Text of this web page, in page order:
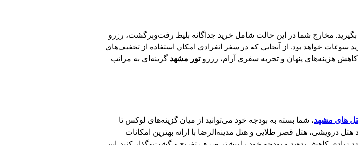
بگیرید. مخارج شما در این حالت شامل خرید جداگانه بلیط رفت‌وبرگشت، رزرو
سوغات خواهد بود. از آنجایی که در سفر انفرادی امکان استفاده از تخفیف‌های
کاهش هزینه‌های پنهان و تجربه سفری آرام، رزروتور مشهد گزینه‌ای به مراتب
های مشهد، شما بسته به بودجه خود می‌توانید از میان گزینه‌های لوکس تا
هتل درویشی، هتل قصر طلایی و هتل مدینه‌الرضا با ارائه بهترین امکانات